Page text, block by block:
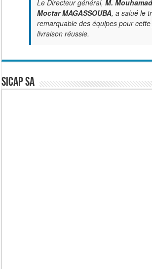
Le Directeur général, M.
Moctar MAGASSOUBA, a salué le
remarquable des équipes pour
livraison réussie.
SICAP SA